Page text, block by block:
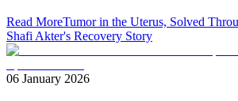
Read MoreTumor in the Uterus, Solved
Shafi Akter's Recovery Story
06 January 2026